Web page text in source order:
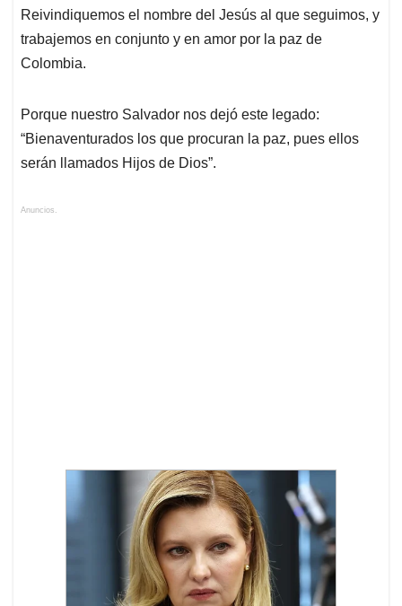
Reivindiquemos el nombre del Jesús al que seguimos, y
trabajemos en conjunto y en amor por la paz de
Colombia.
Porque nuestro Salvador nos dejó este legado:
“Bienaventurados los que procuran la paz, pues ellos
serán llamados Hijos de Dios”.
Anuncios.